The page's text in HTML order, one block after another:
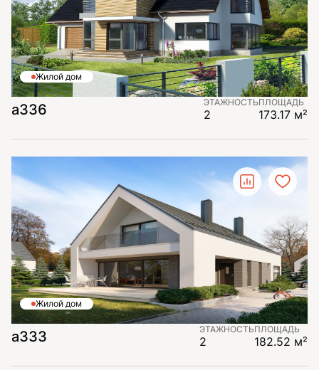
Жилой дом
а336 ЭТАЖНОСТЬ
2
ПЛОЩАДЬ
173.17 м²
Жилой дом
а333 ЭТАЖНОСТЬ
2
ПЛОЩАДЬ
182.52 м²